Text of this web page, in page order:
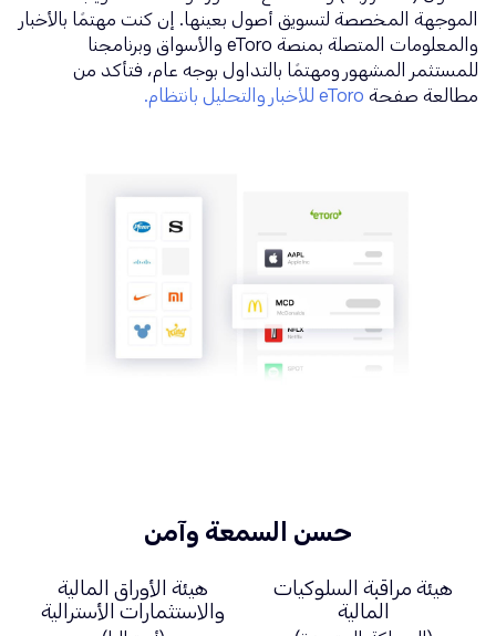
الموجهة المخصصة لتسويق أصول بعينها. إن كنت مهتمًا بالأخبار
والمعلومات المتصلة بمنصة eToro والأسواق وبرنامجنا
للمستثمر المشهور ومهتمًا بالتداول بوجه عام، فتأكد من
مطالعة صفحة eToro للأخبار والتحليل بانتظام.
حسن السمعة وآمن
هيئة مراقبة السلوكيات
المالية
هيئة الأوراق المالية
والاستثمارات الأسترالية